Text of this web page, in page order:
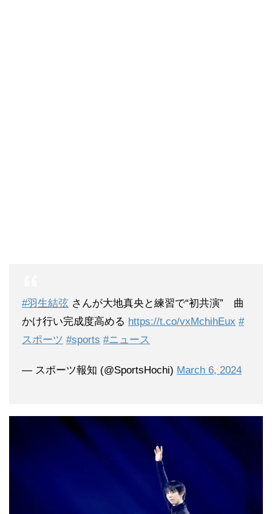
#羽生結弦 さんが大地真央と練習で“初共演” 曲
かけ行い完成度高める https://t.co/vxMchihEux #
スポーツ #sports #ニュース
— スポーツ報知 (@SportsHochi) March 6, 2024